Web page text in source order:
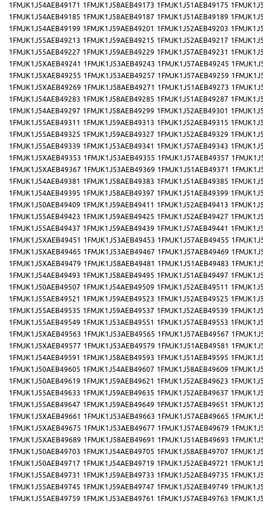
1FMJK1J54AEB49171 1FMJK1J58AEB49173 1FMJK1J51AEB49175
1FMJK1J54AEB49185 1FMJK1J58AEB49187 1FMJK1J51AEB49189
1FMJK1J54AEB49199 1FMJK1J59AEB49201 1FMJK1J52AEB49203
1FMJK1J55AEB49213 1FMJK1J59AEB49215 1FMJK1J52AEB49217
1FMJK1J55AEB49227 1FMJK1J59AEB49229 1FMJK1J57AEB49231
1FMJK1J5XAEB49241 1FMJK1J53AEB49243 1FMJK1J57AEB49245
1FMJK1J5XAEB49255 1FMJK1J53AEB49257 1FMJK1J57AEB49259
1FMJK1J5XAEB49269 1FMJK1J58AEB49271 1FMJK1J51AEB49273
1FMJK1J54AEB49283 1FMJK1J58AEB49285 1FMJK1J51AEB49287
1FMJK1J54AEB49297 1FMJK1J58AEB49299 1FMJK1J52AEB49301
1FMJK1J55AEB49311 1FMJK1J59AEB49313 1FMJK1J52AEB49315
1FMJK1J55AEB49325 1FMJK1J59AEB49327 1FMJK1J52AEB49329
1FMJK1J55AEB49339 1FMJK1J53AEB49341 1FMJK1J57AEB49343
1FMJK1J5XAEB49353 1FMJK1J53AEB49355 1FMJK1J57AEB49357
1FMJK1J5XAEB49367 1FMJK1J53AEB49369 1FMJK1J51AEB49371
1FMJK1J54AEB49381 1FMJK1J58AEB49383 1FMJK1J51AEB49385
1FMJK1J54AEB49395 1FMJK1J58AEB49397 1FMJK1J51AEB49399
1FMJK1J50AEB49409 1FMJK1J59AEB49411 1FMJK1J52AEB49413
1FMJK1J55AEB49423 1FMJK1J59AEB49425 1FMJK1J52AEB49427
1FMJK1J55AEB49437 1FMJK1J59AEB49439 1FMJK1J57AEB49441
1FMJK1J5XAEB49451 1FMJK1J53AEB49453 1FMJK1J57AEB49455
1FMJK1J5XAEB49465 1FMJK1J53AEB49467 1FMJK1J57AEB49469
1FMJK1J5XAEB49479 1FMJK1J58AEB49481 1FMJK1J51AEB49483
1FMJK1J54AEB49493 1FMJK1J58AEB49495 1FMJK1J51AEB49497
1FMJK1J50AEB49507 1FMJK1J54AEB49509 1FMJK1J52AEB49511
1FMJK1J55AEB49521 1FMJK1J59AEB49523 1FMJK1J52AEB49525
1FMJK1J55AEB49535 1FMJK1J59AEB49537 1FMJK1J52AEB49539
1FMJK1J55AEB49549 1FMJK1J53AEB49551 1FMJK1J57AEB49553
1FMJK1J5XAEB49563 1FMJK1J53AEB49565 1FMJK1J57AEB49567
1FMJK1J5XAEB49577 1FMJK1J53AEB49579 1FMJK1J51AEB49581
1FMJK1J54AEB49591 1FMJK1J58AEB49593 1FMJK1J51AEB49595
1FMJK1J50AEB49605 1FMJK1J54AEB49607 1FMJK1J58AEB49609
1FMJK1J50AEB49619 1FMJK1J59AEB49621 1FMJK1J52AEB49623
1FMJK1J55AEB49633 1FMJK1J59AEB49635 1FMJK1J52AEB49637
1FMJK1J55AEB49647 1FMJK1J59AEB49649 1FMJK1J57AEB49651
1FMJK1J5XAEB49661 1FMJK1J53AEB49663 1FMJK1J57AEB49665
1FMJK1J5XAEB49675 1FMJK1J53AEB49677 1FMJK1J57AEB49679
1FMJK1J5XAEB49689 1FMJK1J58AEB49691 1FMJK1J51AEB49693
1FMJK1J50AEB49703 1FMJK1J54AEB49705 1FMJK1J58AEB49707
1FMJK1J50AEB49717 1FMJK1J54AEB49719 1FMJK1J52AEB49721
1FMJK1J55AEB49731 1FMJK1J59AEB49733 1FMJK1J52AEB49735
1FMJK1J55AEB49745 1FMJK1J59AEB49747 1FMJK1J52AEB49749
1FMJK1J55AEB49759 1FMJK1J53AEB49761 1FMJK1J57AEB49763